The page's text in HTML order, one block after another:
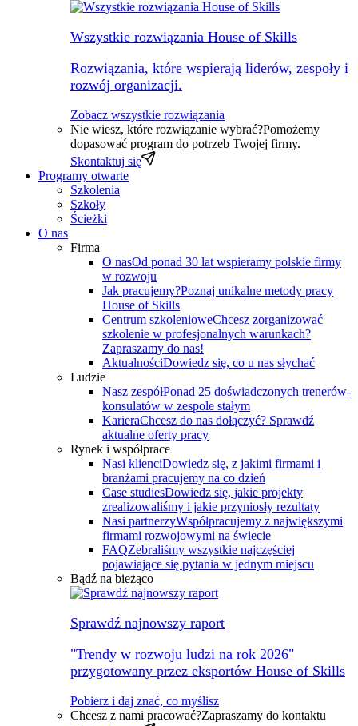
Wszystkie rozwiązania House of Skills
Rozwiązania, które wspierają liderów, zespoły i
rozwój organizacji.
Zobacz wszystkie rozwiązania
Nie wiesz, które rozwiązanie wybrać?Pomożemy
dopasować program do potrzeb Twojej firmy.
Skontaktuj się
Programy otwarte
Szkolenia
Szkoły
Ścieżki
O nas
Firma
O nasOd ponad 30 lat wspieramy polskie firmy
w rozwoju
Jak pracujemy?Poznaj unikalne metody pracy
House of Skills
Centrum szkolenioweChcesz zorganizować
szkolenie w profesjonalnych warunkach?
Zapraszamy do nas!
AktualnościDowiedz się, co u nas słychać
Ludzie
Nasz zespółPonad 25 doświadczonych trenerów-
konsulatów w zespole stałym
KarieraChcesz do nas dołączyć? Sprawdź
aktualne oferty pracy
Rynek i współprace
Nasi klienciDowiedz się, z jakimi firmami i
branżami pracujemy na co dzień
Case studiesDowiedz się, jakie projekty
zrealizowaliśmy i jakie przyniosły rezultaty
Nasi partnerzyWspółpracujemy z największymi
firmami rozwojowymi na świecie
FAQZebraliśmy wszystkie najczęściej
pojawiające się pytania w jednym miejscu
Bądź na bieżąco
Sprawdź najnowszy raport
"Trendy w rozwoju ludzi na rok 2026"
przygotowany przez eksportów House of Skills
Pobierz i daj znać, co myślisz
Chcesz z nami pracować?Zapraszamy do kontaktu